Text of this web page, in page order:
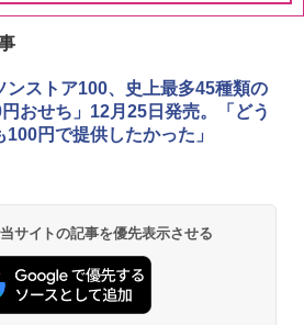
ンストア100、史上最多45種類の
円おせち」12月25日発売。「どう
100円で提供したかった」
サイトの記事を優先表示させる